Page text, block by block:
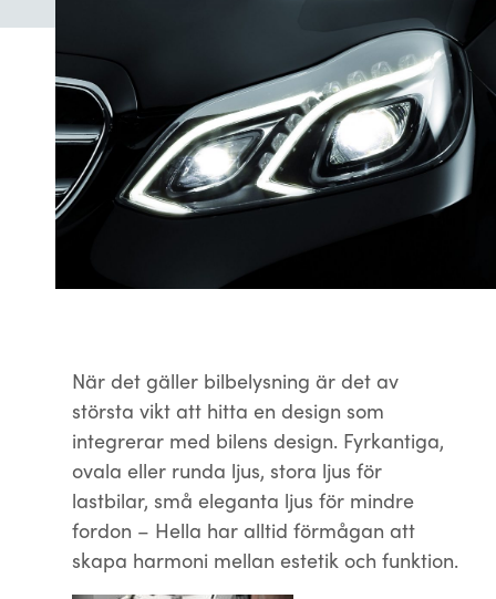
När det gäller bilbelysning är det av
största vikt att hitta en design som
integrerar med bilens design. Fyrkantiga,
ovala eller runda ljus, stora ljus för
lastbilar, små eleganta ljus för mindre
fordon – Hella har alltid förmågan att
skapa harmoni mellan estetik och funktion.